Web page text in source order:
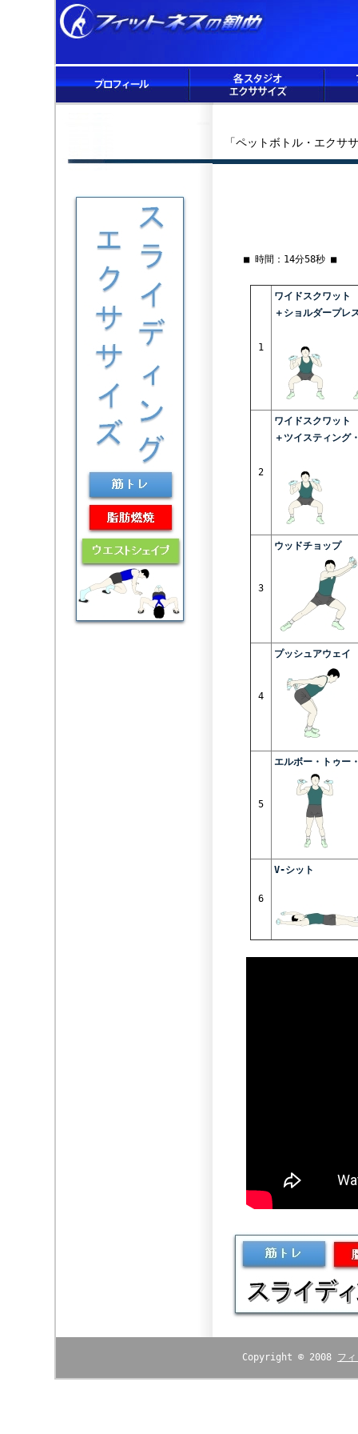
「ペットボトル・エクサ
■ 時間：14分58秒 ■
1
ワイドスクワット
＋ショルダープレ
2
ワイドスクワット
＋ツイスティング
3
ウッドチョップ
4
プッシュアウェイ
5
エルボー・トゥー
6
V-シット
Copyright © 2008 フ